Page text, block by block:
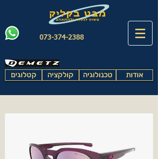
073-374-2388
קטלוגים קולקציה טכנולוגיה אודות